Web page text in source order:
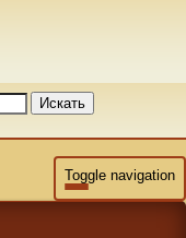
Искать
Toggle navigation